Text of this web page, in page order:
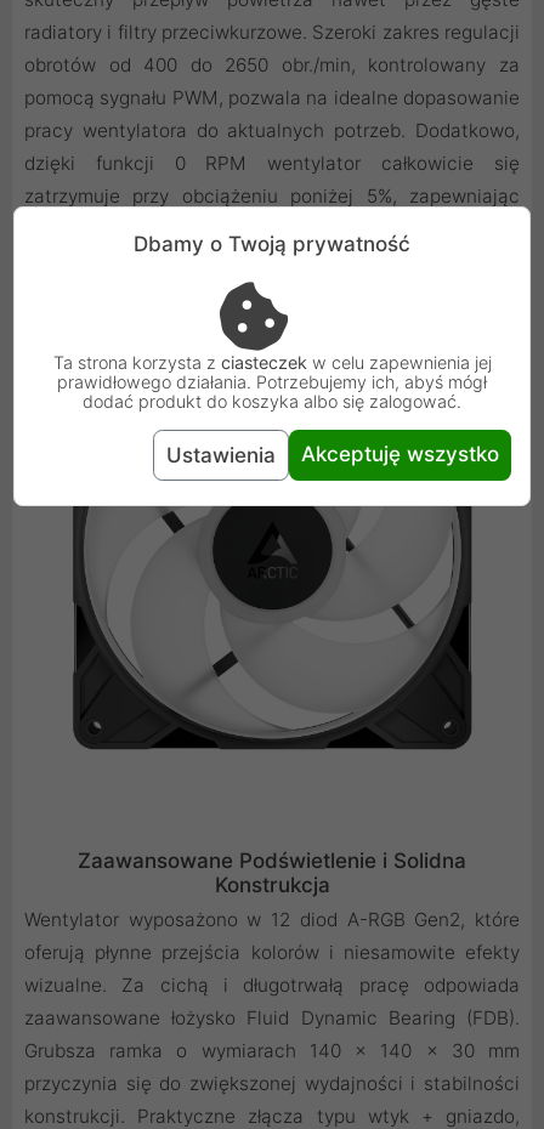
radiatory i filtry przeciwkurzowe. Szeroki zakres regulacji
obrotów od 400 do 2650 obr./min, kontrolowany za
pomocą sygnału PWM, pozwala na idealne dopasowanie
pracy wentylatora do aktualnych potrzeb. Dodatkowo,
dzięki funkcji 0 RPM wentylator całkowicie się
zatrzymuje przy obciążeniu poniżej 5%, zapewniając
Zaawansowane Podświetlenie i Solidna
Konstrukcja
Wentylator wyposażono w 12 diod A-RGB Gen2, które
oferują płynne przejścia kolorów i niesamowite efekty
wizualne. Za cichą i długotrwałą pracę odpowiada
zaawansowane łożysko Fluid Dynamic Bearing (FDB).
Grubsza ramka o wymiarach 140 x 140 x 30 mm
przyczynia się do zwiększonej wydajności i stabilności
konstrukcji. Praktyczne złącza typu wtyk + gniazdo,
Dbamy o Twoją prywatność
Ta strona korzysta z ciasteczek w celu zapewnienia jej
prawidłowego działania. Potrzebujemy ich, abyś mógł
dodać produkt do koszyka albo się zalogować.
Ustawienia Akceptuję wszystko